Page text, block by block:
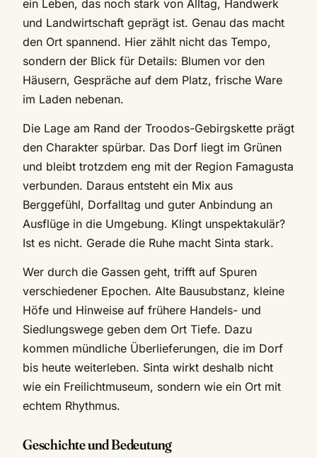
ein Leben, das noch stark von Alltag, Handwerk
und Landwirtschaft geprägt ist. Genau das macht
den Ort spannend. Hier zählt nicht das Tempo,
sondern der Blick für Details: Blumen vor den
Häusern, Gespräche auf dem Platz, frische Ware
im Laden nebenan.
Die Lage am Rand der Troodos-Gebirgskette prägt
den Charakter spürbar. Das Dorf liegt im Grünen
und bleibt trotzdem eng mit der Region Famagusta
verbunden. Daraus entsteht ein Mix aus
Berggefühl, Dorfalltag und guter Anbindung an
Ausflüge in die Umgebung. Klingt unspektakulär?
Ist es nicht. Gerade die Ruhe macht Sinta stark.
Wer durch die Gassen geht, trifft auf Spuren
verschiedener Epochen. Alte Bausubstanz, kleine
Höfe und Hinweise auf frühere Handels- und
Siedlungswege geben dem Ort Tiefe. Dazu
kommen mündliche Überlieferungen, die im Dorf
bis heute weiterleben. Sinta wirkt deshalb nicht
wie ein Freilichtmuseum, sondern wie ein Ort mit
echtem Rhythmus.
Geschichte und Bedeutung